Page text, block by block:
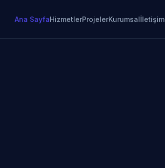
Ana SayfaHizmetlerProjelerKurumsalİletişim